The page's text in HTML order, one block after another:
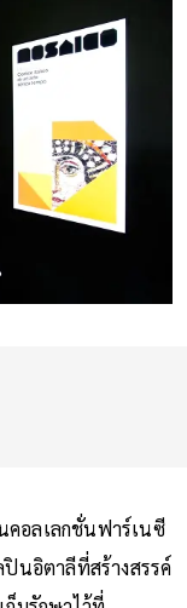
อลเลกชั่นฟาร์เนซี
นอิตาลีที่สร้างสรรค์